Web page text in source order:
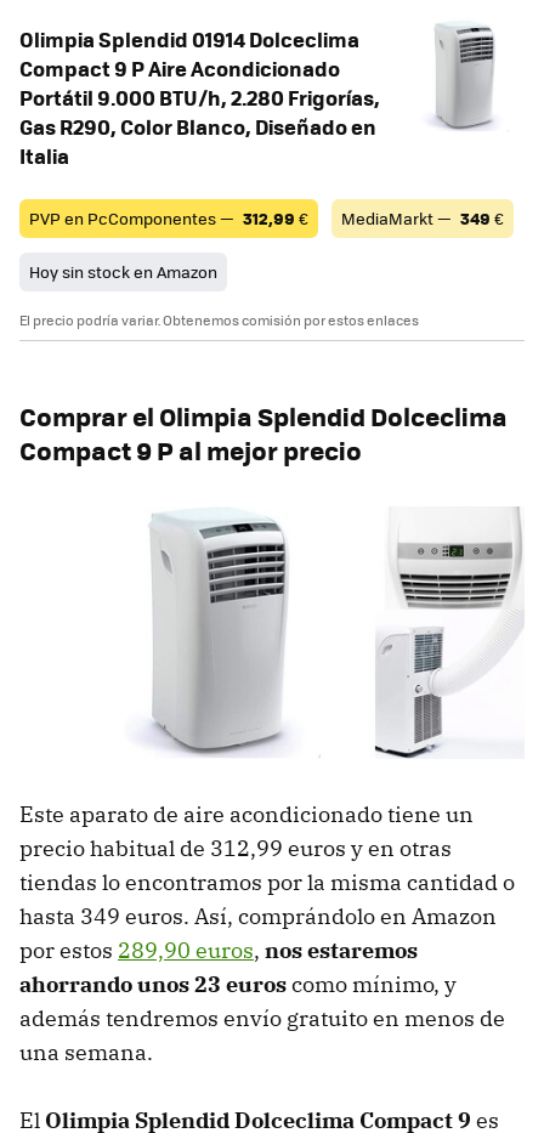
Olimpia Splendid 01914 Dolceclima
Compact 9 P Aire Acondicionado
Portátil 9.000 BTU/h, 2.280 Frigorías,
Gas R290, Color Blanco, Diseñado en
Italia
PVP en PcComponentes — 312,99 € MediaMarkt — 349 €
Hoy sin stock en Amazon
El precio podría variar. Obtenemos comisión por estos enlaces
Comprar el Olimpia Splendid Dolceclima
Compact 9 P al mejor precio
Este aparato de aire acondicionado tiene un
precio habitual de 312,99 euros y en otras
tiendas lo encontramos por la misma cantidad o
hasta 349 euros. Así, comprándolo en Amazon
por estos 289,90 euros, nos estaremos
ahorrando unos 23 euroscomo mínimo, y
además tendremos envío gratuito en menos de
una semana.
El Olimpia Splendid Dolceclima Compact 9 es